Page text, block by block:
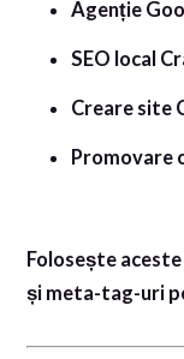
Agenție
SEO local
Creare site
Promovare
Folosește
și meta-tag-uri